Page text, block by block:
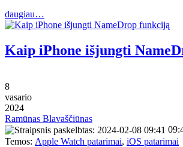
daugiau…
Kaip iPhone išjungti
8
vasario
2024
Ramūnas Blavaščiūnas
Temos: Apple Watch patarimai, iOS patarimai